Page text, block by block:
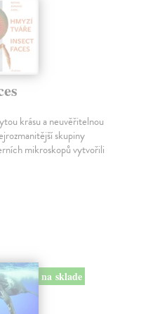
krásu a neuvěřitelnou
skupiny
mikroskopů vytvořili
na sklade